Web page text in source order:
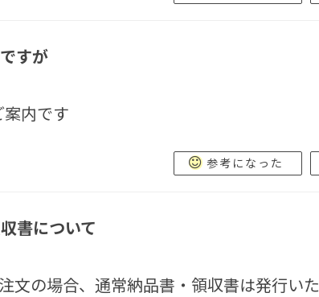
すが
内です
参考になった
書について
文の場合、通常納品書・領収書は発行いた